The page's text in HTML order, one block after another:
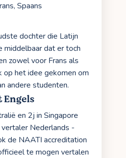
Spaans
dochter die Latijn
middelbaar dat er toch
zowel voor Frans als
op het idee gekomen om
andere studenten.
en 2j in Singapore
Nederlands -
de NAATI accreditation
te mogen vertalen